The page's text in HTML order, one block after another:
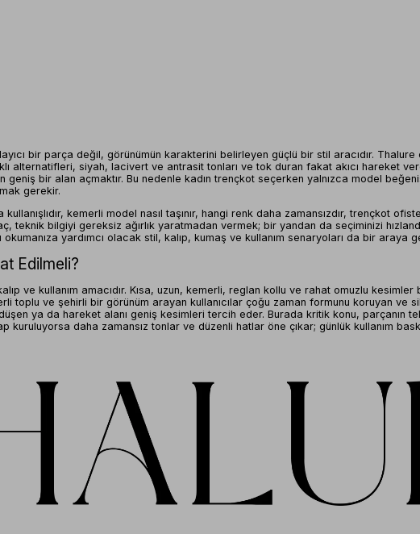
bir parça değil, görünümün karakterini belirleyen güçlü bir stil aracıdır.
alternatifleri, siyah, lacivert ve antrasit tonları ve tok duran fakat akıcı hareket
bir alan açmaktır. Bu nedenle kadın trençkot seçerken yalnızca model
gerekir.
kemerli model nasıl taşınır, hangi renk daha zamansızdır, trençkot
teknik bilgiyi gereksiz ağırlık yaratmadan vermek; bir yandan da seçiminizi
yardımcı olacak stil, kalıp, kumaş ve kullanım senaryoları da bir araya
Edilmeli?
ve kullanım amacıdır. Kısa, uzun, kemerli, reglan kollu ve rahat omuzlu
toplu ve şehirli bir görünüm arayan kullanıcılar çoğu zaman formunu koruyan
ya da hareket alanı geniş kesimleri tercih eder. Burada kritik konu, parçanın
daha zamansız tonlar ve düzenli hatlar öne çıkar; günlük kullanım
olmaktan çıkarıp terzilik etkisi kazandırır. Bu yüzden yalnızca renk ya da model
da değerlendirilmelidir. İyi seçilmiş bir kadın trençkot, fotoğrafta değil
farklı ruhlara hitap eden seçenekler sunmasıdır. Kısa trençkot, uzun kemerli
kolaylaştıran sağlam bir temel sağlar. Siyah, lacivert, antrasit veya
Bordo, kırmızı, ekose ya da çizgili yüzeyler ise görünümü daha karakterli hâle
tek başına güzel görünmesine değil; mevcut ayakkabı, çanta, alt giyim ve dış
giyim kumaşları bu kategorinin stil dilini belirleyen ana unsurlar arasında yer